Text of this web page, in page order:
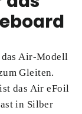
das Air-Modell
Gleiten.
das Air eFoil
in Silber